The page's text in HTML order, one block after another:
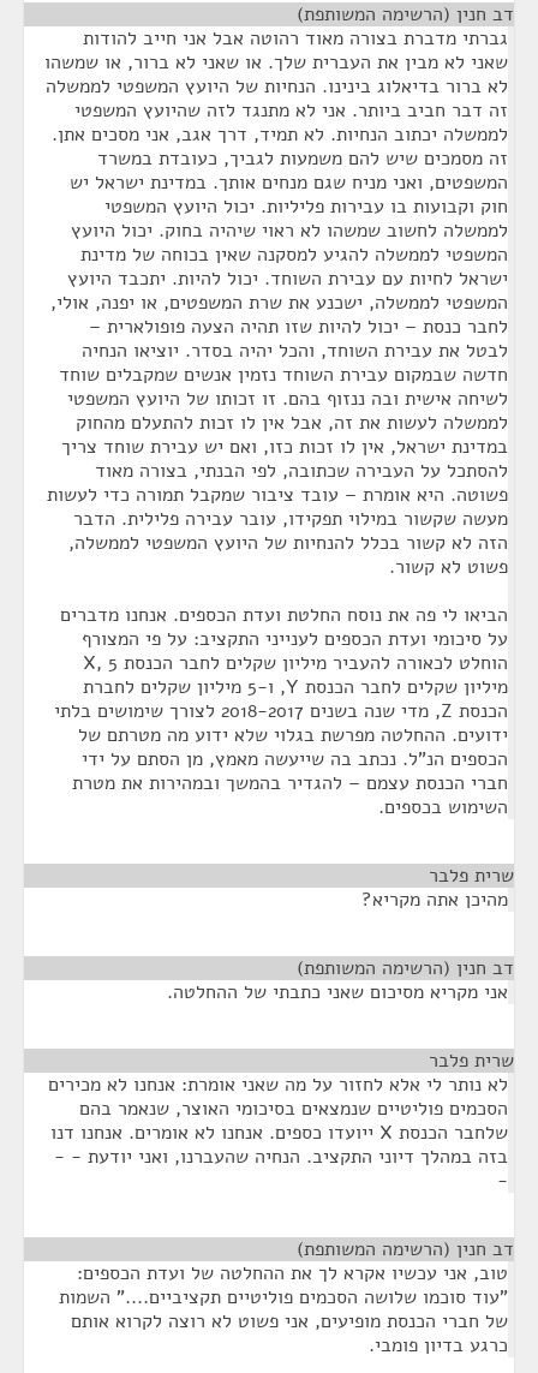
דב חנין (הרשימה המשותפת)
גברתי מדברת בצורה מאוד רהוטה אבל אני חייב להודות
שאני לא מבין את העברית שלך. או שאני לא ברור, או שמשהו
לא ברור בדיאלוג בינינו. הנחיות של היועץ המשפטי לממשלה
זה דבר חביב ביותר. אני לא מתנגד לזה שהיועץ המשפטי
לממשלה יכתוב הנחיות. לא תמיד, דרך אגב, אני מסכים אתן.
זה מסמכים שיש להם משמעות לגביך, כעובדת במשרד
המשפטים, ואני מניח שגם מנחים אותך. במדינת ישראל יש
חוק וקבועות בו עבירות פליליות. יכול היועץ המשפטי
לממשלה לחשוב שמשהו לא ראוי שיהיה בחוק. יכול היועץ
המשפטי לממשלה להגיע למסקנה שאין בכוחה של מדינת
ישראל לחיות עם עבירת השוחד. יכול להיות. יתכבד היועץ
המשפטי לממשלה, ישכנע את שרת המשפטים, או יפנה, אולי,
לחבר כנסת – יכול להיות שזו תהיה הצעה פופולארית –
לבטל את עבירת השוחד, והכל יהיה בסדר. יוציאו הנחיה
חדשה שבמקום עבירת השוחד נזמין אנשים שמקבלים שוחד
לשיחה אישית ובה ננזוף בהם. זו זכותו של היועץ המשפטי
לממשלה לעשות את זה, אבל אין לו זכות להתעלם מהחוק
במדינת ישראל, אין לו זכות כזו, ואם יש עבירת שוחד צריך
להסתכל על העבירה שכתובה, לפי הבנתי, בצורה מאוד
פשוטה. היא אומרת – עובד ציבור שמקבל תמורה כדי לעשות
מעשה שקשור במילוי תפקידו, עובר עבירה פלילית. הדבר
הזה לא קשור בכלל להנחיות של היועץ המשפטי לממשלה,
פשוט לא קשור.
הביאו לי פה את נוסח החלטת ועדת הכספים. אנחנו מדברים
על סיכומי ועדת הכספים לענייני התקציב: על פי המצורף
הוחלט לכאורה להעביר מיליון שקלים לחבר הכנסת X, 5
מיליון שקלים לחבר הכנסת Y, ו-5 מיליון שקלים לחברת
הכנסת Z, מדי שנה בשנים 2018-2017 לצורך שימושים בלתי
ידועים. ההחלטה מפרשת בגלוי שלא ידוע מה מטרתם של
הכספים הנ"ל. נכתב בה שייעשה מאמץ, מן הסתם על ידי
חברי הכנסת עצמם – להגדיר בהמשך ובמהירות את מטרת
השימוש בכספים.
שרית פלבר
מהיכן אתה מקריא?
דב חנין (הרשימה המשותפת)
אני מקריא מסיכום שאני כתבתי של ההחלטה.
שרית פלבר
לא נותר לי אלא לחזור על מה שאני אומרת: אנחנו לא מכירים
הסכמים פוליטיים שנמצאים בסיכומי האוצר, שנאמר בהם
שלחבר הכנסת X ייועדו כספים. אנחנו לא אומרים. אנחנו דנו
בזה במהלך דיוני התקציב. הנחיה שהעברנו, ואני יודעת - -
-
דב חנין (הרשימה המשותפת)
טוב, אני עכשיו אקרא לך את ההחלטה של ועדת הכספים:
"עוד סוכמו שלושה הסכמים פוליטיים תקציביים...." השמות
של חברי הכנסת מופיעים, אני פשוט לא רוצה לקרוא אותם
כרגע בדיון פומבי.